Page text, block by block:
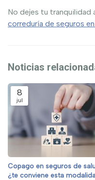
No dejes tu tranquilidad
correduría de seguros
Noticias
8
jul
Copago en seguros de
¿te conviene esta